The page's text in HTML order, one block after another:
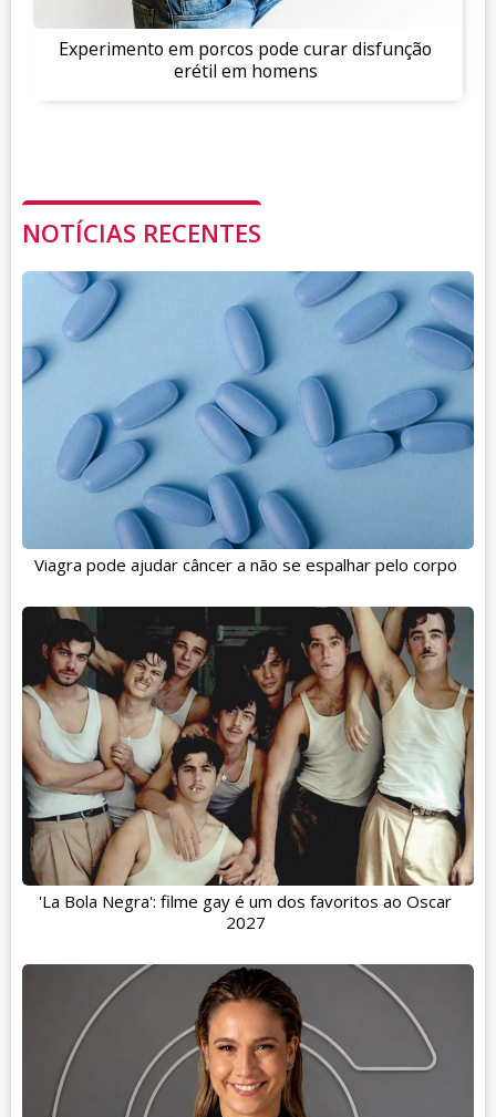
Experimento em porcos pode curar disfunção
erétil em homens
NOTÍCIAS RECENTES
Viagra pode ajudar câncer a não se espalhar pelo corpo
'La Bola Negra': filme gay é um dos favoritos ao Oscar
2027